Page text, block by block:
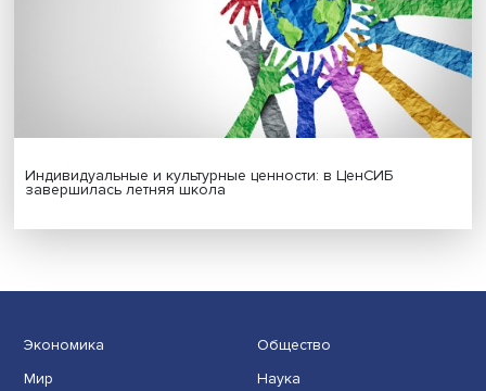
МАТЕРИАЛЫ ВЫПУСКА